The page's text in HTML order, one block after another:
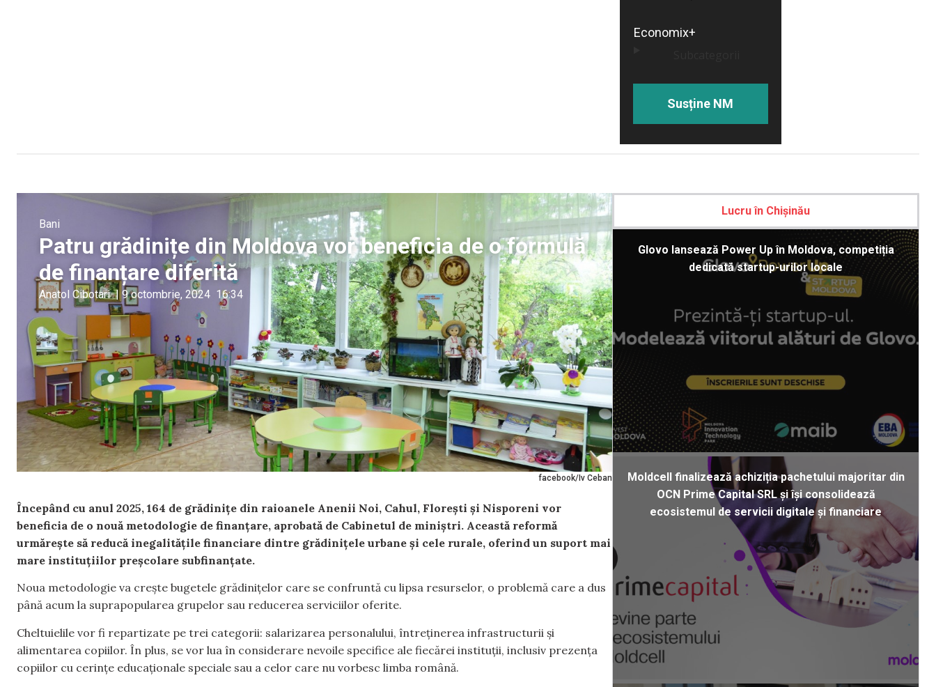
Economix+
Susține NM
facebook/Iv Ceban
Bani
Patru grădinițe din Moldova vor beneficia de o formulă
de finanțare diferită
Anatol Cibotari | 9 octombrie, 2024 16:34
Începând cu anul 2025, 164 de grădinițe din raioanele Anenii Noi, Cahul, Florești și Nisporeni vor
beneficia de o nouă metodologie de finanțare, aprobată de Cabinetul de miniștri. Această reformă
urmărește să reducă inegalitățile financiare dintre grădinițele urbane și cele rurale, oferind un suport mai
mare instituțiilor preșcolare subfinanțate.
Noua metodologie va crește bugetele grădinițelor care se confruntă cu lipsa resurselor, o problemă care a dus
până acum la suprapopularea grupelor sau reducerea serviciilor oferite.
Cheltuielile vor fi repartizate pe trei categorii: salarizarea personalului, întreținerea infrastructurii și
alimentarea copiilor. În plus, se vor lua în considerare nevoile specifice ale fiecărei instituții, inclusiv prezența
copiilor cu cerințe educaționale speciale sau a celor care nu vorbesc limba română.
Lucru în Chișinău
Glovo lansează Power Up în Moldova, competiția
dedicată startup-urilor locale
Moldcell finalizează achiziția pachetului majoritar din
OCN Prime Capital SRL și își consolidează
ecosistemul de servicii digitale și financiare